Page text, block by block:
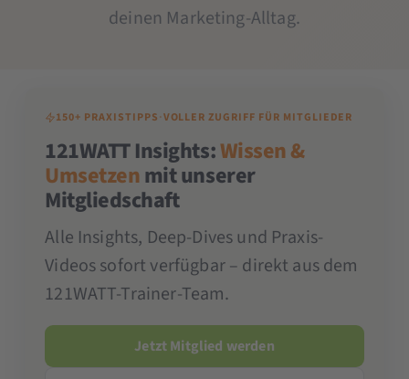
deinen Marketing-Alltag.
150+ PRAXISTIPPS·VOLLER ZUGRIFF FÜR MITGLIEDER
121WATT Insights:Wissen &
Umsetzenmit unserer
Mitgliedschaft
Alle Insights, Deep-Dives und Praxis-
Videos sofort verfügbar – direkt aus dem
121WATT-Trainer-Team.
Jetzt Mitglied werden